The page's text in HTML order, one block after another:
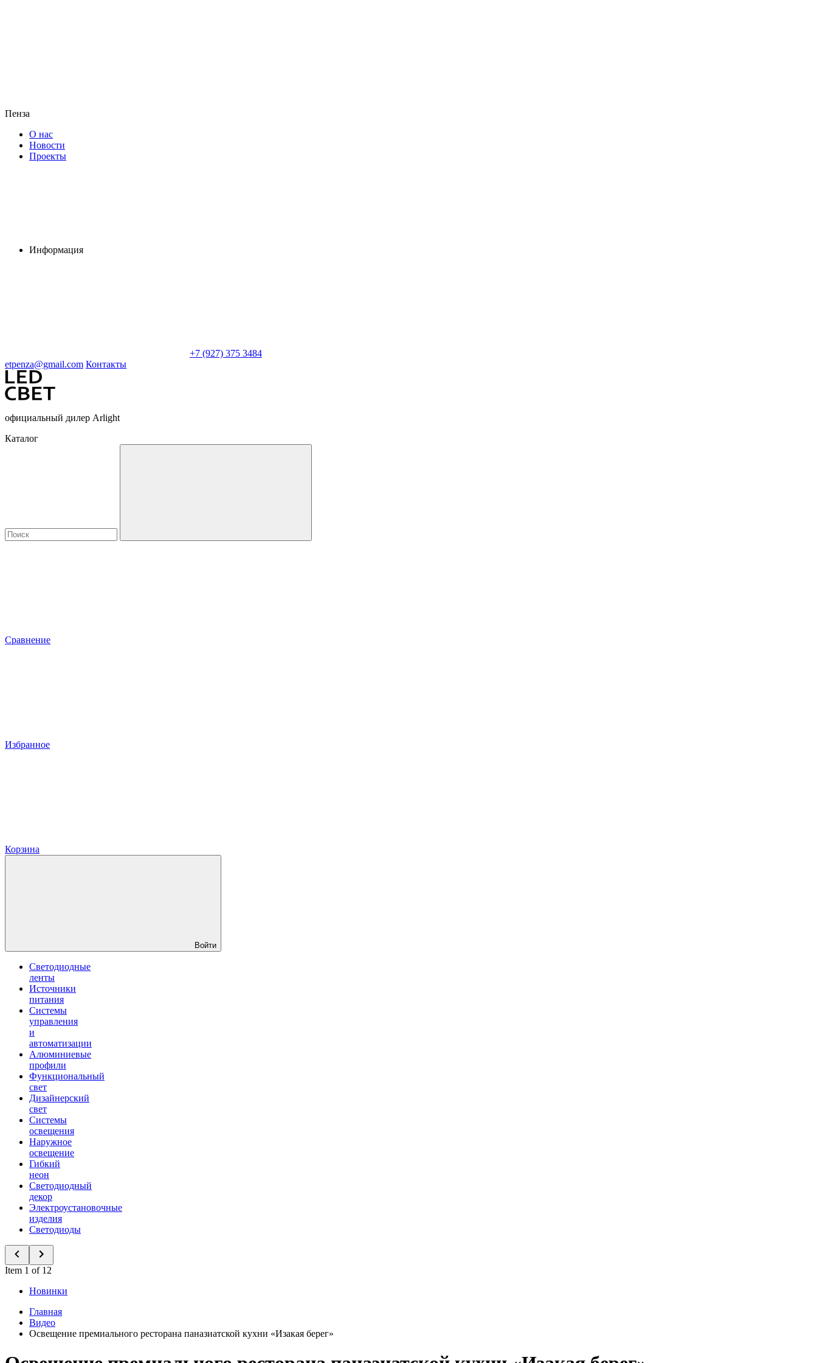
Пенза
О нас
Новости
Проекты
Информация
+7 (927) 375 3484
etpenza@gmail.com Контакты
официальный дилер Arlight
Каталог
Сравнение
Избранное
Корзина
Войти
Светодиодные
ленты
Источники
питания
Системы
управления
и
автоматизации
Алюминиевые
профили
Функциональный
свет
Дизайнерский
свет
Системы
освещения
Наружное
освещение
Гибкий
неон
Светодиодный
декор
Электроустановочные
изделия
Светодиоды
Item 1 of 12
Новинки
Главная
Видео
Освещение премиального ресторана паназиатской кухни «Изакая берег»